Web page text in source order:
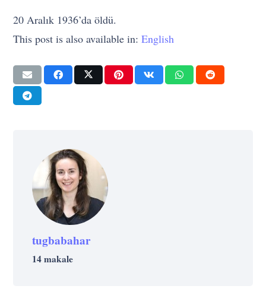
20 Aralık 1936’da öldü.
This post is also available in:English
tugbabahar
14 makale